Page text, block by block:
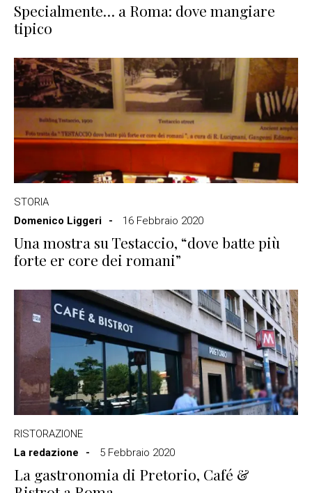
Specialmente… a Roma: dove mangiare
tipico
STORIA
Domenico Liggeri
16 Febbraio 2020
Una mostra su Testaccio, “dove batte più
forte er core dei romani”
RISTORAZIONE
La redazione
5 Febbraio 2020
La gastronomia di Pretorio, Café &